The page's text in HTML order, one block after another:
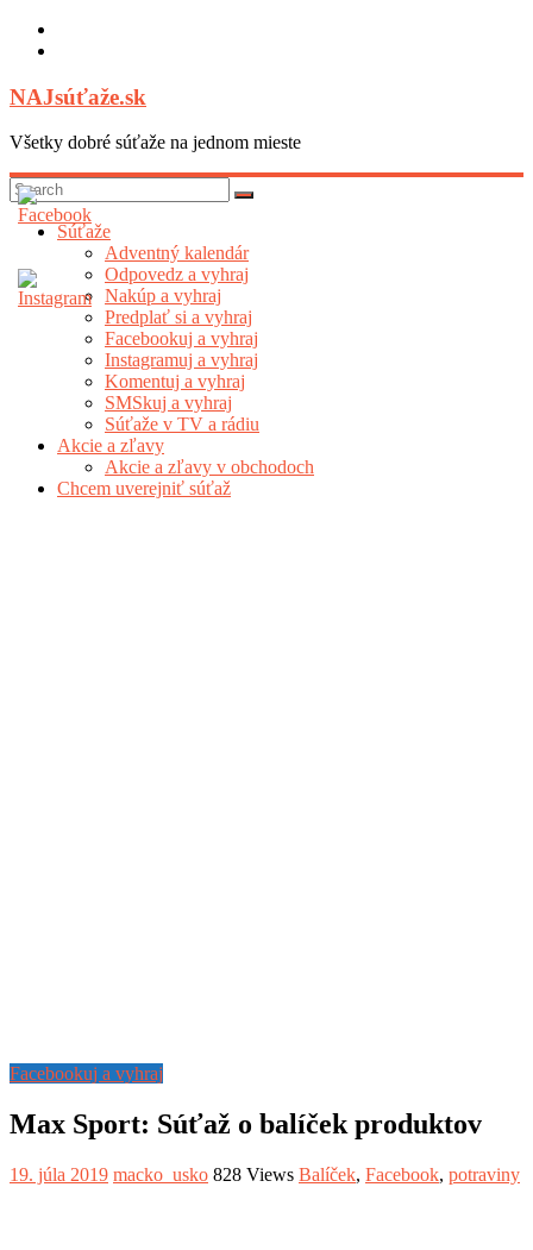
Skip
NAJsúťaže.sk
Všetky dobré súťaže na jednom mieste
Súťaže
Adventný kalendár
Odpovedz a vyhraj
Nakúp a vyhraj
Predplať si a vyhraj
Facebookuj a vyhraj
Instagramuj a vyhraj
Komentuj a vyhraj
SMSkuj a vyhraj
Súťaže v TV a rádiu
Akcie a zľavy
Akcie a zľavy v obchodoch
Chcem uverejniť súťaž
Facebookuj a vyhraj
Max Sport: Súťaž o balíček produktov
19. júla 2019 macko_usko 828 Views Balíček, Facebook, potraviny